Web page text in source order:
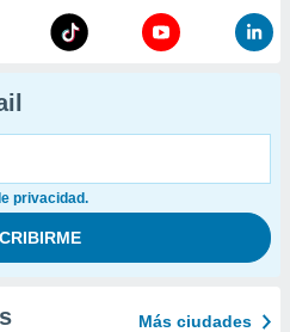
privacidad.
Más ciudades